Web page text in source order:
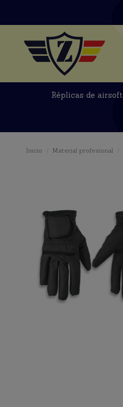
Réplicas de airsoft
Inicio Material profesional